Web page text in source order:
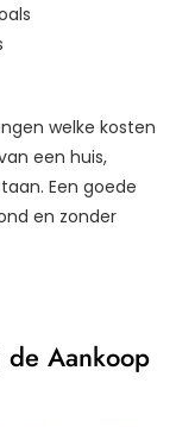
welke kosten
een huis,
Een goede
en zonder
de Aankoop